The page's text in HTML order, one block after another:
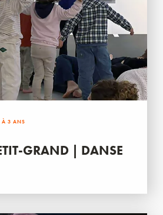
À 3 ANS
GRAND | DANSE